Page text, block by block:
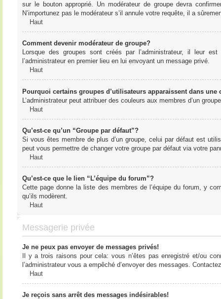
sur le bouton approprié. Un modérateur de groupe devra
N’importunez pas le modérateur s’il annule votre requête, il a
Haut
Comment devenir modérateur de groupe?
Lorsque des groupes sont créés par l’administrateur, il leur
l’administrateur en premier lieu en lui envoyant un message privé.
Haut
Pourquoi certains groupes d’utilisateurs apparaissent dans une
L’administrateur peut attribuer des couleurs aux membres d’un
Haut
Qu’est-ce qu’un “Groupe par défaut”?
Si vous êtes membre de plus d’un groupe, celui par défaut est
peut vous permettre de changer votre groupe par défaut via votre
Haut
Qu’est-ce que le lien “L’équipe du forum”?
Cette page donne la liste des membres de l’équipe du forum, y
qu’ils modèrent.
Haut
Messagerie privée
Je ne peux pas envoyer de messages privés!
Il y a trois raisons pour cela: vous n’êtes pas enregistré et/ou
l’administrateur vous a empêché d’envoyer des messages.
Haut
Je reçois sans arrêt des messages indésirables!